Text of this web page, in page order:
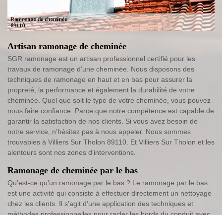
Artisan ramonage de cheminée
SGR ramonage est un artisan professionnel certifié pour les
travaux de ramonage d’une cheminée. Nous disposons des
techniques de ramonage en haut et en bas pour assurer la
propreté, la performance et également la durabilité de votre
cheminée. Quel que soit le type de votre cheminée, vous pouvez
nous faire confiance. Parce que notre compétence est capable de
garantir la satisfaction de nos clients. Si vous avez besoin de
notre service, n’hésitez pas à nous appeler. Nous sommes
trouvables à Villiers Sur Tholon 89110. Et Villiers Sur Tholon et les
alentours sont nos zones d’interventions.
Ramonage de cheminée par le bas
Qu’est-ce qu’un ramonage par le bas ? Le ramonage par le bas
est une activité qui consiste à effectuer directement un nettoyage
chez les clients. Il s’agit d’une application des techniques et